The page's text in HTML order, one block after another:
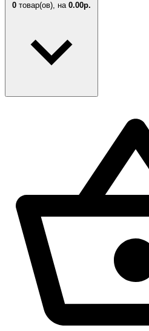
0 товар(ов), на 0.00р.